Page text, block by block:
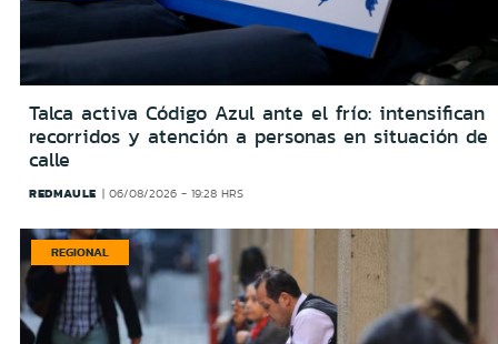
Talca activa Código Azul ante el frío: intensifican
recorridos y atención a personas en situación de
calle
REDMAULE 06/08/2026 - 19:28 HRS
REGIONAL